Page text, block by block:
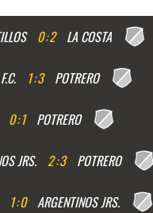
0:2 LA COSTA
1:3 POTRERO
0:1 POTRERO
JRS. 2:3 POTRERO
1:0 ARGENTINOS JRS.